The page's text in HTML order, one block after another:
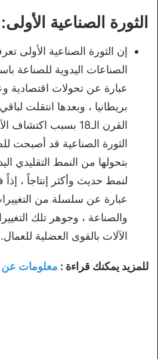
الثورة الصناعية الأولى:
إن الثورة الصناعية الأولى
الصناعات اليدوية للصناعة
عبارة عن تحولات اقتصادية
بريطانيا ، وبعدها انتقلت
القرن الـ18 بسبب
الثورة الصناعية قد أصبحت
بتحولها من النمط التقليدي
لنمط حديث وأكثر إنتاجاً ، إذاً
عبارة عن سلسلة من
والصناعة ، وجوهر تلك
الآلات بالقوى العضلية للعمال.
للمزيد يمكنك قراءة : معلومات عن